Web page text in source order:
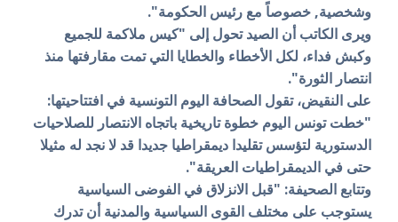
وشخصية, خصوصاً مع رئيس الحكومة".
ويرى الكاتب أن الصيد تحول إلى "كيس ملاكمة للجميع
وكبش فداء، لكل الأخطاء والخطايا التي تمت مقارفتها منذ
انتصار الثورة".
على النقيض، تقول الصحافة اليوم التونسية في افتتاحيتها:
"خطت تونس اليوم خطوة تاريخية باتجاه الانتصار للصلاحيات
الدستورية لتؤسس تقليدا ديمقراطيا جديدا قد لا نجد له مثيلا
حتى في الديمقراطيات العريقة".
وتتابع الصحيفة: "قبل الانزلاق في الفوضى السياسية
يستوجب على مختلف القوى السياسية والمدنية أن تدرك